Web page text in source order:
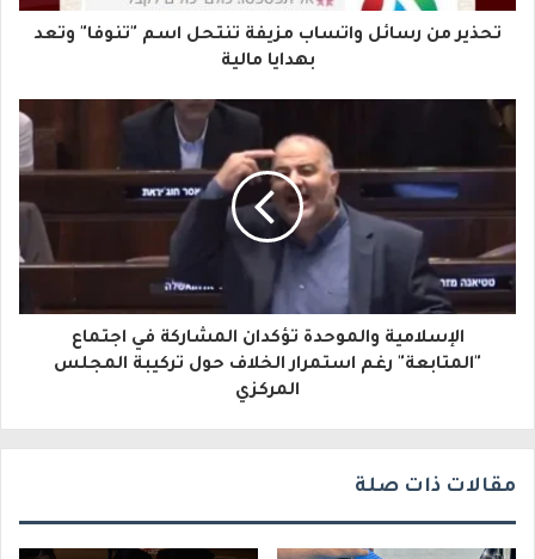
ا
إ
ر
و
تحذير من رسائل واتساب مزيفة تنتحل اسم "تنوفا" وتعد
بهدايا مالية
الإسلامية والموحدة تؤكدان المشاركة في اجتماع
"المتابعة" رغم استمرار الخلاف حول تركيبة المجلس
المركزي
مقالات ذات صلة